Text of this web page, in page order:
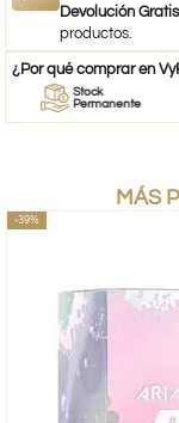
Devolución
productos.
¿Por qué comprar en
Stock
Permanente
MÁS
-39%